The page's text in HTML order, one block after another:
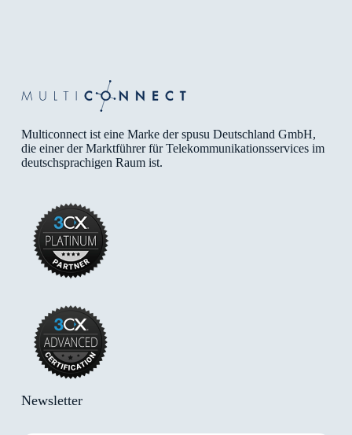
Multiconnect ist eine Marke der spusu Deutschland GmbH,
die einer der Marktführer für Telekommunikationsservices im
deutschsprachigen Raum ist.
Newsletter